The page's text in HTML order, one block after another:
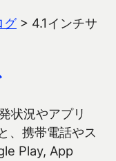
グ> 4.1インチサ
状況やアプリ
、携帯電話やス
Play, App